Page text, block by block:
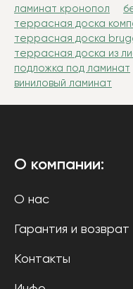
ламинат кронопол
террасная доска
террасная доска
террасная доска из
подложка под ламинат
виниловый ламинат
О компании:
О нас
Гарантия и возврат
Контакты